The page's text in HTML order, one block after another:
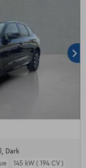
Dark
145 kW ( 194 CV )